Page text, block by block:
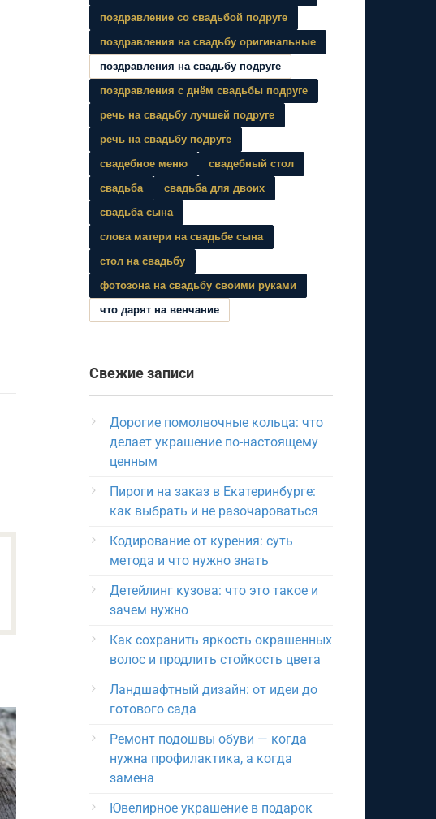
поздравление со свадьбой подруге
поздравления на свадьбу оригинальные
поздравления на свадьбу подруге
поздравления с днём свадьбы подруге
речь на свадьбу лучшей подруге
речь на свадьбу подруге
свадебное меню
свадебный стол
свадьба
свадьба для двоих
свадьба сына
слова матери на свадьбе сына
стол на свадьбу
фотозона на свадьбу своими руками
что дарят на венчание
Свежие записи
Дорогие помолвочные кольца: что
делает украшение по-настоящему
ценным
Пироги на заказ в Екатеринбурге:
как выбрать и не разочароваться
Кодирование от курения: суть
метода и что нужно знать
Детейлинг кузова: что это такое и
зачем нужно
Как сохранить яркость окрашенных
волос и продлить стойкость цвета
Ландшафтный дизайн: от идеи до
готового сада
Ремонт подошвы обуви — когда
нужна профилактика, а когда
замена
Ювелирное украшение в подарок